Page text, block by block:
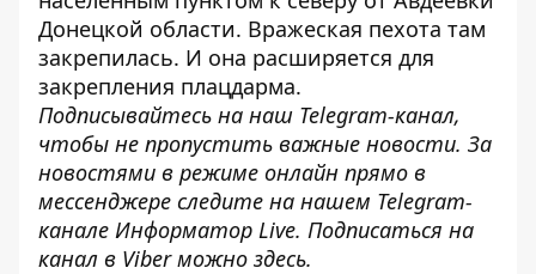
Донецкой области. Вражеская пехота там
закрепилась. И она расширяется для
закрепления плацдарма.
Подписывайтесь на наш Telegram-канал,
чтобы не пропустить важные новости. За
новостями в режиме онлайн прямо в
мессенджере следите на нашем Telegram-
канале Информатор Live. Подписаться на
канал в Viber можно здесь.